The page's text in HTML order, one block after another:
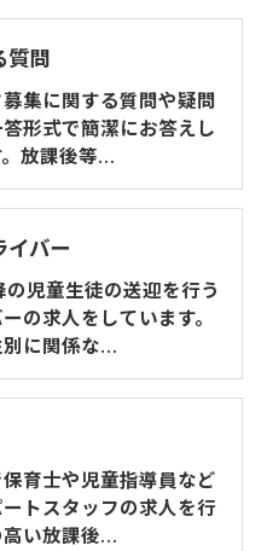
、対応させて頂きま
利用停止の具体的手続
お問合せ下さい。
質問
集に関する質問や疑問
形式で簡潔にお答えし
放課後等…
イバー
児童生徒の送迎を行う
の求人をしています。
に関係な…
育士や児童指導員など
トスタッフの求人を行
高い放課後…